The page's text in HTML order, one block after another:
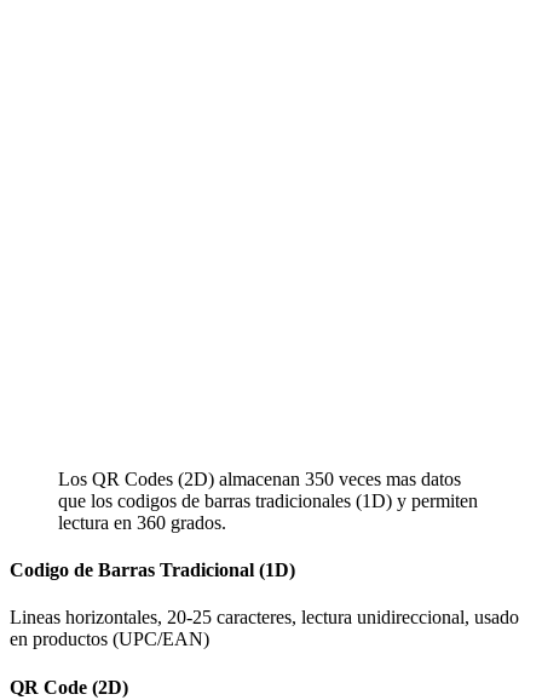
Los QR Codes (2D) almacenan 350 veces mas datos
que los codigos de barras tradicionales (1D) y permiten
lectura en 360 grados.
Codigo de Barras Tradicional (1D)
Lineas horizontales, 20-25 caracteres, lectura unidireccional, usado
en productos (UPC/EAN)
QR Code (2D)